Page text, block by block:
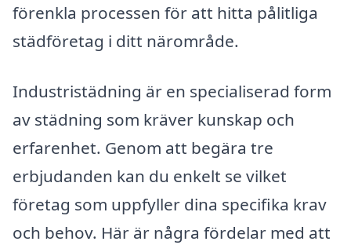
förenkla processen för att hitta pålitliga
städföretag i ditt närområde.
Industristädning är en specialiserad form
av städning som kräver kunskap och
erfarenhet. Genom att begära tre
erbjudanden kan du enkelt se vilket
företag som uppfyller dina specifika krav
och behov. Här är några fördelar med att